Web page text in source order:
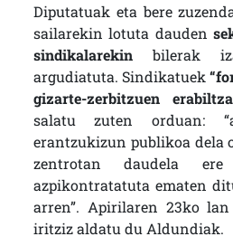
Diputatuak eta bere
sailarekin lotuta dauden
sindikalarekinbilerak
argudiatuta. Sindikatuek
gizarte-zerbitzuen
salatu zuten orduan:
erantzukizun publikoa dela
zentrotan daudela
azpikontratatuta ematen
arren”. Apirilaren 23ko
iritziz aldatu du Aldundiak.